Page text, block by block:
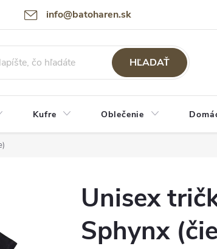
info@batoharen.sk
osobných údajov (GDPR) Podmienky použitia webu
HĽADAŤ
Kufre Oblečenie
Unisex
Sphynx